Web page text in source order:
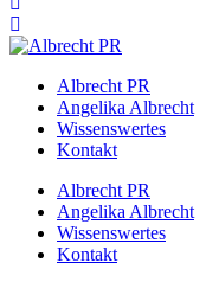
Albrecht PR
Angelika Albrecht
Wissenswertes
Kontakt
Albrecht PR
Angelika Albrecht
Wissenswertes
Kontakt